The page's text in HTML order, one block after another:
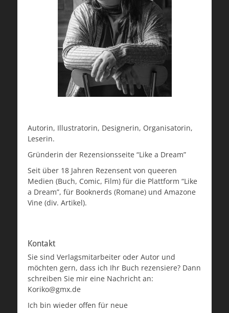
Autorin, Illustratorin, Designerin, Organisatorin,
Leserin.
Gründerin der Rezensionsseite “Like a Dream”
Seit über 18 Jahren Rezensent von queeren
Medien (Buch, Comic, Film) für die Plattform “Like
a Dream”, für Booknerds (Romane) und Amazone
Vine (div. Artikel).
Kontakt
Sie sind Verlagsmitarbeiter oder Autor und
möchten gern, dass ich Ihr Buch rezensiere? Dann
schreiben Sie mir eine Nachricht an:
Koriko@gmx.de
Ich bin wieder offen für neue